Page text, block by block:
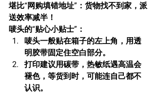
堪比“网购填错地址”：货物找不到家，派
送效率减半！
唛头的“贴心小贴士”：
唛头一般贴在箱子的左上角，用透
明胶带固定住空白部分。
打印建议用碳带，热敏纸遇高温会
褪色，等货到时，可能连自己都不
认识。